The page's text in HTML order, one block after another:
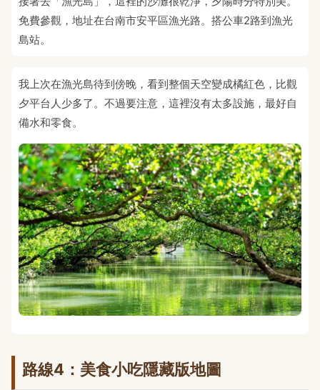
免費參觀，地址在台南市安平區漁光路。搭公車2路到漁光
島站。
我上次在漁光島待到傍晚，看到整個天空變成橘紅色，比觀
夕平台人少多了。不過要注意，這裡沒有太多設施，最好自
備水和零食。
路線4：美食小吃隱藏版地圖